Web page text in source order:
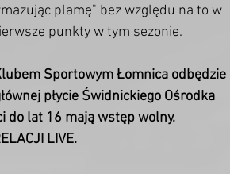
plamę" bez względu na to w
punkty w tym sezonie.
Sportowym Łomnica odbędzie
płycie Świdnickiego Ośrodka
do lat 16 mają wstęp wolny.
LIVE.